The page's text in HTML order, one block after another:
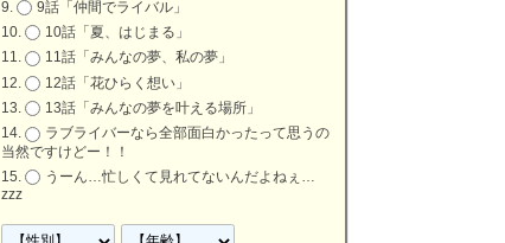
9話「仲間でライバル」
10話「夏、はじまる」
11話「みんなの夢、私の夢」
12話「花ひらく想い」
13話「みんなの夢を叶える場所」
ラブライバーなら全部面白かったって思うの
当然ですけどー！！
うーん…忙しくて見れてないんだよねぇ…
zzz